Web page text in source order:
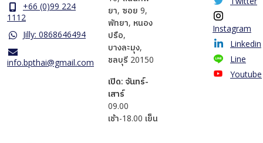
+66 (0)99 224
1112
Jilly: 0868646494
info.bpthai@gmail.com
ยา, ซอย 9,
พัทยา, หนอง
ปรือ,
บางละมุง,
ชลบุรี 20150
เปิด: จันทร์-
เสาร์
​09.00
เช้า-18.00 เย็น
Instagram
Linkedin
Line
Youtube